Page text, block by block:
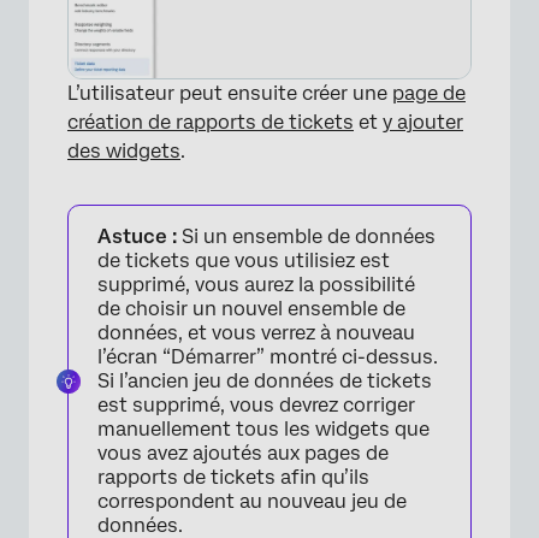
L’utilisateur peut ensuite créer une page de
création de rapports de tickets et y ajouter
des widgets.
Astuce : Si un ensemble de données
de tickets que vous utilisiez est
supprimé, vous aurez la possibilité
de choisir un nouvel ensemble de
données, et vous verrez à nouveau
l’écran “Démarrer” montré ci-dessus.
Si l’ancien jeu de données de tickets
est supprimé, vous devrez corriger
manuellement tous les widgets que
vous avez ajoutés aux pages de
rapports de tickets afin qu’ils
correspondent au nouveau jeu de
données.